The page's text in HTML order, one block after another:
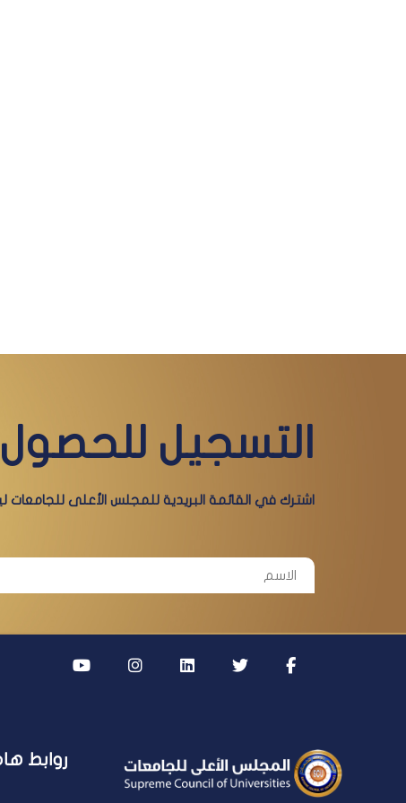
التسجيل
اشترك في القائمة البريدية للمجلس الأعلى للجامعات
روابط